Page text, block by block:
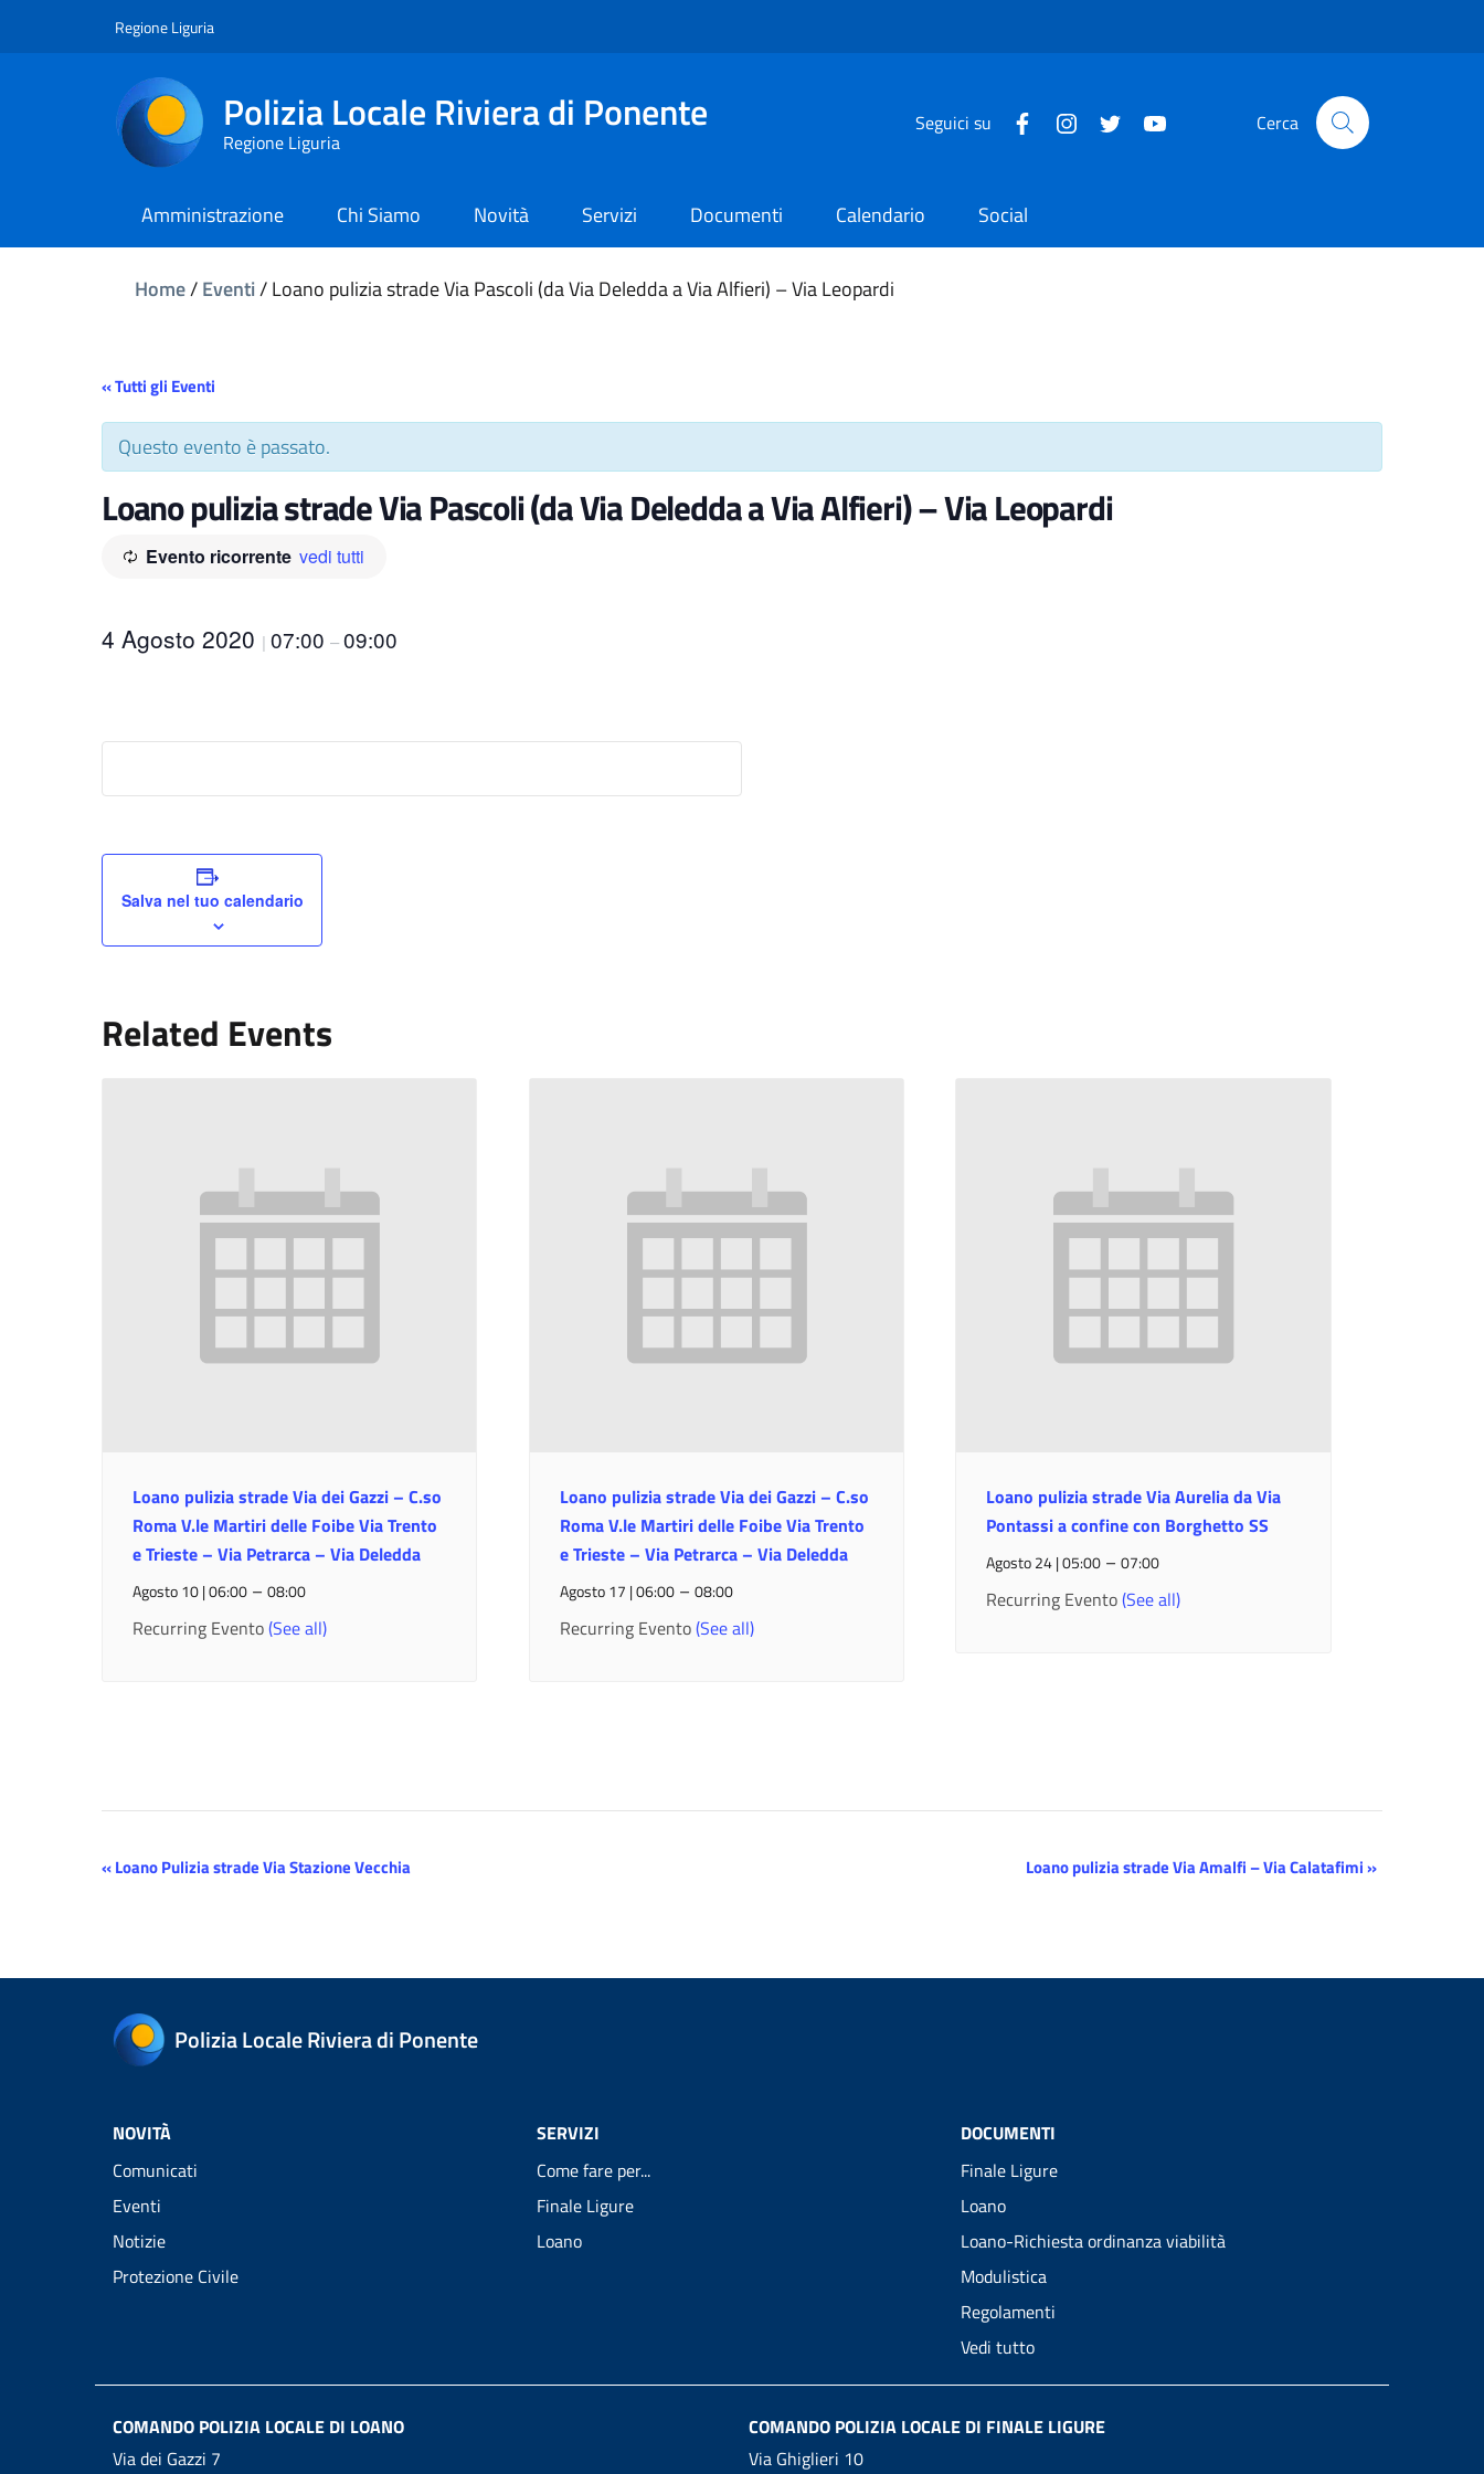
Regione Liguria
Polizia Locale Riviera di Ponente
Regione Liguria
Seguici su Cerca
Amministrazione Chi Siamo Novità Servizi Documenti Calendario Social
Home/Eventi/Loano pulizia strade Via Pascoli (da Via Deledda a Via Alfieri) – Via Leopardi
« Tutti gli Eventi
Questo evento è passato.
Loano pulizia strade Via Pascoli (da Via Deledda a Via Alfieri) – Via Leopardi
Evento ricorrente vedi tutti
4 Agosto 2020 | 07:00 –09:00
Salva nel tuo calendario
Related Events
Loano pulizia strade Via dei Gazzi – C.so
Roma V.le Martiri delle Foibe Via Trento
e Trieste – Via Petrarca – Via Deledda
Agosto 10 | 06:00 –08:00
Recurring Evento(See all)
Loano pulizia strade Via dei Gazzi – C.so
Roma V.le Martiri delle Foibe Via Trento
e Trieste – Via Petrarca – Via Deledda
Agosto 17 | 06:00– 08:00
Recurring Evento(See all)
Loano pulizia strade Via Aurelia da Via
Pontassi a confine con Borghetto SS
Agosto 24 | 05:00 –07:00
Recurring Evento(See all)
Evento
«Loano Pulizia strade Via Stazione Vecchia Loano pulizia strade Via Amalfi – Via Calatafimi»
Polizia Locale Riviera di Ponente
NOVITÀ
Comunicati
Eventi
Notizie
Protezione Civile
SERVIZI
Come fare per...
Finale Ligure
Loano
DOCUMENTI
Finale Ligure
Loano
Loano-Richiesta ordinanza viabilità
Modulistica
Regolamenti
Vedi tutto
COMANDO POLIZIA LOCALE DI LOANO
Via dei Gazzi 7
COMANDO POLIZIA LOCALE DI FINALE LIGURE
Via Ghiglieri 10